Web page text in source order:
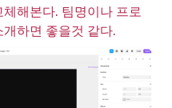
해본다. 팀명이나 프로
하면 좋을것 같다.